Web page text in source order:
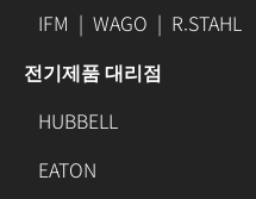
IFM | WAGO | R.STAHL
전기제품 대리점
HUBBELL
EATON